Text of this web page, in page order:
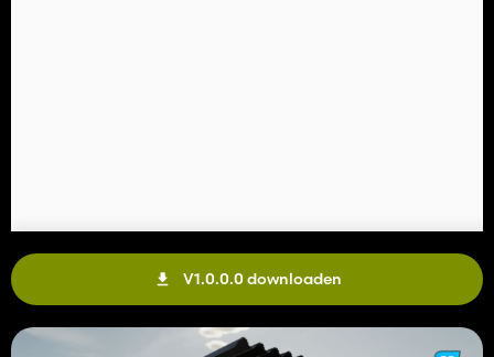
V1.0.0.0 downloaden